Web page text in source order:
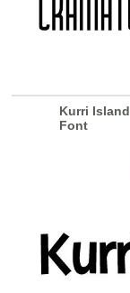
Kurri Island
Font